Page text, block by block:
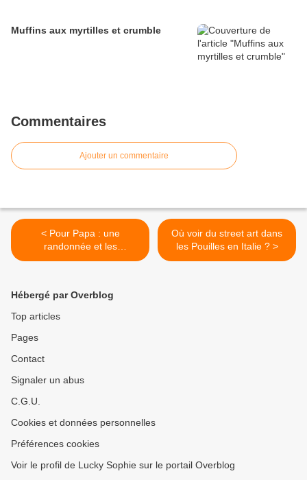
Muffins aux myrtilles et crumble
Commentaires
Ajouter un commentaire
< Pour Papa : une
randonnée et les
chaussures qui vont avec !
Où voir du street art dans
les Pouilles en Italie ? >
Hébergé par Overblog
Top articles
Pages
Contact
Signaler un abus
C.G.U.
Cookies et données personnelles
Préférences cookies
Voir le profil de Lucky Sophie sur le portail Overblog